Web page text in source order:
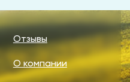
Отзывы
О компании